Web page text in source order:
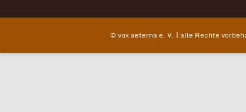
© vox aeterna e. V. | alle Rechte